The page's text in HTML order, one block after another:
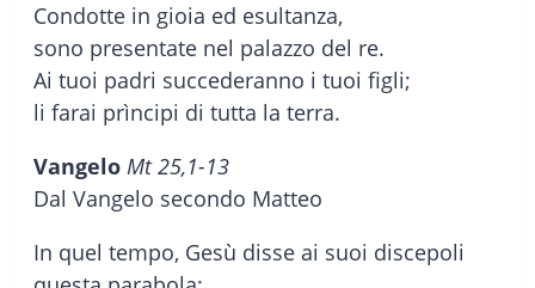
Condotte in gioia ed esultanza,
sono presentate nel palazzo del re.
Ai tuoi padri succederanno i tuoi figli;
li farai prìncipi di tutta la terra.
Vangelo Mt 25,1-13
Dal Vangelo secondo Matteo
In quel tempo, Gesù disse ai suoi discepoli